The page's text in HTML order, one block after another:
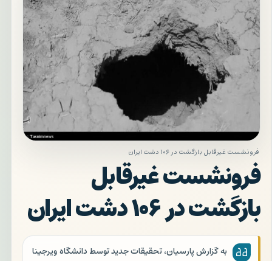
فرونشست غیرقابل
بازگشت در ۱۰۶ دشت ایران
به گزارش پارسیان، تحقیقات جدید توسط دانشگاه ویرجینا
فرونشست غیرقابل بازگشت در ۱۰۶ دشت ایران